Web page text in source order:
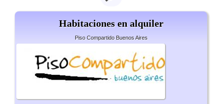
Habitaciones en alquiler
Piso Compartido Buenos Aires